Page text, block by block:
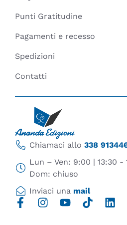
Chiamaci allo 338
Lun – Ven: 9:00 | 13:30 -
Dom: chiuso
Inviaci una mail
Punti Gratitudine
Pagamenti e recesso
Spedizioni
Contatti